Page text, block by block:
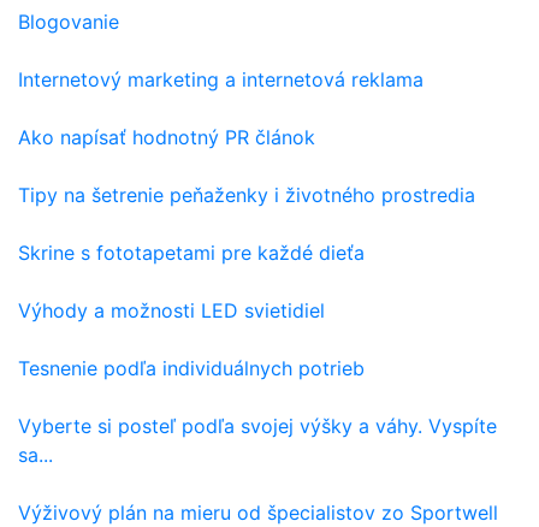
Blogovanie
Internetový marketing a internetová reklama
Ako napísať hodnotný PR článok
Tipy na šetrenie peňaženky i životného prostredia
Skrine s fototapetami pre každé dieťa
Výhody a možnosti LED svietidiel
Tesnenie podľa individuálnych potrieb
Vyberte si posteľ podľa svojej výšky a váhy. Vyspíte
sa...
Výživový plán na mieru od špecialistov zo Sportwell